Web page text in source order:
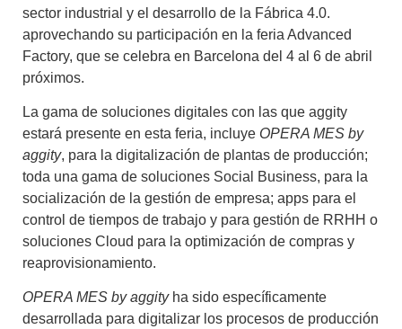
sector industrial y el desarrollo de la Fábrica 4.0.
aprovechando su participación en la feria Advanced
Factory, que se celebra en Barcelona del 4 al 6 de abril
próximos.
La gama de soluciones digitales con las que aggity
estará presente en esta feria, incluye OPERA MES by
aggity, para la digitalización de plantas de producción;
toda una gama de soluciones Social Business, para la
socialización de la gestión de empresa; apps para el
control de tiempos de trabajo y para gestión de RRHH o
soluciones Cloud para la optimización de compras y
reaprovisionamiento.
OPERA MES by aggityha sido específicamente
desarrollada para digitalizar los procesos de producción